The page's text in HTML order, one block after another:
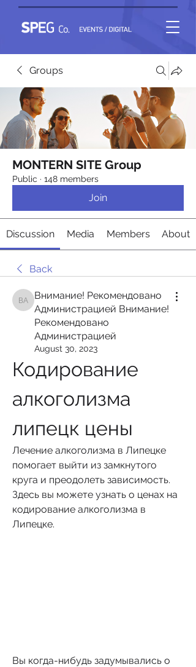
Groups
MONTERN SITE Group
Public · 148 members
Join
Discussion Media Members About
Back
Внимание! Рекомендовано Администрацией
Внимание! Рекомендовано
Администрацией Внимание!
Рекомендовано
Администрацией
August 30, 2023
Кодирование
алкоголизма
липецк цены
Лечение алкоголизма в Липецке
помогает выйти из замкнутого
круга и преодолеть зависимость.
Здесь вы можете узнать о ценах на
кодирование алкоголизма в
Липецке.
Вы когда-нибудь задумывались о